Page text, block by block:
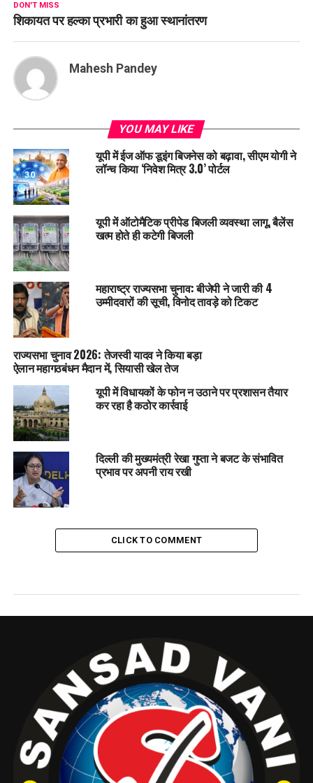
DON'T MISS
शिकायत पर हल्का प्रभारी का हुआ स्थानांतरण
Mahesh Pandey
YOU MAY LIKE
यूपी में ईज ऑफ डूइंग बिजनेस को बढ़ावा, सीएम योगी ने
लॉन्च किया ‘निवेश मित्र 3.0’ पोर्टल
यूपी में ऑटोमैटिक प्रीपेड बिजली व्यवस्था लागू, बैलेंस
खत्म होते ही कटेगी बिजली
महाराष्ट्र राज्यसभा चुनाव: बीजेपी ने जारी की 4
उम्मीदवारों की सूची, विनोद तावड़े को टिकट
राज्यसभा चुनाव 2026: तेजस्वी यादव ने किया बड़ा
ऐलान महागठबंधन मैदान में, सियासी खेल तेज
यूपी में विधायकों के फोन न उठाने पर प्रशासन तैयार
कर रहा है कठोर कार्रवाई
दिल्ली की मुख्यमंत्री रेखा गुप्ता ने बजट के संभावित
प्रभाव पर अपनी राय रखी
CLICK TO COMMENT